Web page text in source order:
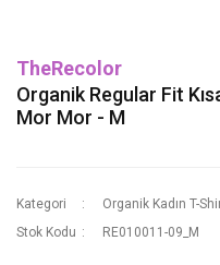
TheRecolor
Organik Regular Fit
Mor Mor - M
Kategori Organik Kadın T-
Stok Kodu
RE010011-09_M